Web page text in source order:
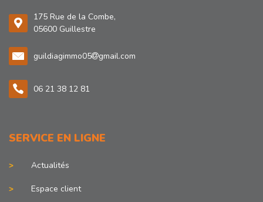
175 Rue de la Combe,
05600 Guillestre
guildiagimmo05 gmail.com
06 21 38 12 81
SERVICE EN LIGNE
Actualités
Espace client